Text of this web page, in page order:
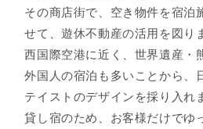
その商店街で、空き物件を宿泊
せて、遊休不動産の活用を図り
西国際空港に近く、世界遺産・
外国人の宿泊も多いことから、
テイストのデザインを採り入れ
貸し宿のため、お客様だけでゆ